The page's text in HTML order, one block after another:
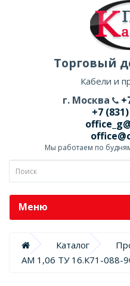
Торговый
Кабели и
г. Москва
+7
Мы работаем по
Меню
Каталог
АМ 1,06 ТУ 16.К71-088-